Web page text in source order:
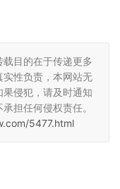
目的在于传递更多
性负责，本网站无
侵犯，请及时通知
担任何侵权责任。
5477.html